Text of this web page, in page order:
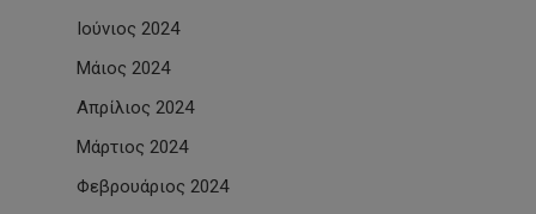
Ιούνιος 2024
Μάιος 2024
Απρίλιος 2024
Μάρτιος 2024
Φεβρουάριος 2024